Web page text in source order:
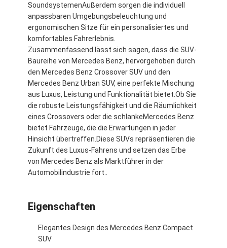
SoundsystemenAußerdem sorgen die individuell
anpassbaren Umgebungsbeleuchtung und
ergonomischen Sitze für ein personalisiertes und
komfortables Fahrerlebnis.
Zusammenfassend lässt sich sagen, dass die SUV-
Baureihe von Mercedes Benz, hervorgehoben durch
den Mercedes Benz Crossover SUV und den
Mercedes Benz Urban SUV, eine perfekte Mischung
aus Luxus, Leistung und Funktionalität bietet.Ob Sie
die robuste Leistungsfähigkeit und die Räumlichkeit
eines Crossovers oder die schlankeMercedes Benz
bietet Fahrzeuge, die die Erwartungen in jeder
Hinsicht übertreffen.Diese SUVs repräsentieren die
Zukunft des Luxus-Fahrens und setzen das Erbe
von Mercedes Benz als Marktführer in der
Automobilindustrie fort..
Eigenschaften
Elegantes Design des Mercedes Benz Compact
SUV